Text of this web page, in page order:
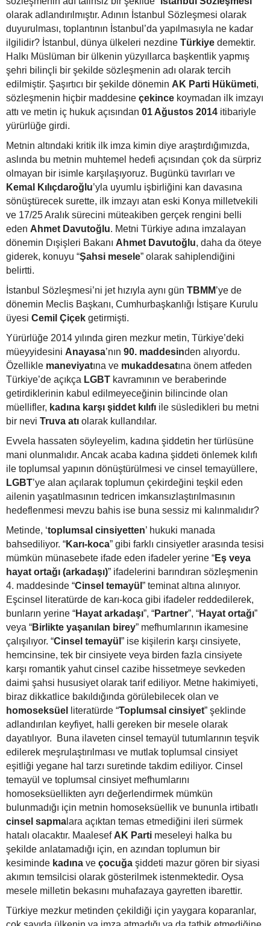
olarak adlandırılmıştır. Adının İstanbul Sözleşmesi olarak
duyurulması, toplantının İstanbul’da yapılmasıyla ne kadar
ilgilidir? İstanbul, dünya ülkeleri nezdine Türkiye demektir.
Halkı Müslüman bir ülkenin yüzyıllarca başkentlik yapmış
şehri bilinçli bir şekilde sözleşmenin adı olarak tercih
edilmiştir. Şaşırtıcı bir şekilde dönemin AK Parti H ükümeti,
sözleşmenin hiçbir maddesine çekince koymadan ilk imzayı
attı ve metin iç hukuk açısından 01 Ağustos 2014 itibariyle
yürürlüğe girdi.
Metnin altındaki kritik ilk imza kimin diye araştırdığımızda,
aslında bu metnin muhtemel hedefi açısından çok da sürpriz
olmayan bir isimle karşılaşıyoruz. Bugünkü tavırları ve
Kemal Kılıçdaroğlu’yla uyumlu işbirliğini kan davasına
sönüştürecek surette, ilk imzayı atan eski Konya milletvekili
ve 17/25 Aralık sürecini müteakiben gerçek rengini belli
eden Ahmet Davutoğlu. Metni Türkiye adına imzalayan
dönemin Dışişleri Bakanı Ahmet Davutoğlu, daha da öteye
giderek, konuyu “Şahsi mesele” olarak sahiplendiğini
belirtti.
İstanbul Sözleşmesi’ni jet hızıyla aynı gün TBMM’ye de
dönemin Meclis Başkanı, Cumhurbaşkanlığı İstişare Kurulu
üyesi Cemil Çiçek getirmişti.
Yürürlüğe 2014 yılında giren mezkur metin, Türkiye’deki
müeyyidesini Anayasa’nın 90. maddesinden alıyordu.
Özellikle maneviyatına ve mukaddesatına önem atfeden
Türkiye’de açıkça LGBT kavramının ve beraberinde
getirdiklerinin kabul edilmeyeceğinin bilincinde olan
müellifler, kadına karşı şiddet kılıfı ile süsledikleri bu metni
bir nevi Truva atı olarak kullandılar.
Evvela hassaten söyleyelim, kadına şiddetin her türlüsüne
mani olunmalıdır. Ancak acaba kadına şiddeti önlemek kılıfı
ile toplumsal yapının dönüştürülmesi ve cinsel temayüllere,
LGBT’ye alan açılarak toplumun çekirdeğini teşkil eden
ailenin yaşatılmasının tedricen imkansızlaştırılmasının
hedeflenmesi mevzu bahis ise buna sessiz mi kalınmalıdır?
Metinde, ‘toplumsal cinsiyetten’ hukuki manada
bahsediliyor. “Karı-koca” gibi farklı cinsiyetler arasında tesisi
mümkün münasebete ifade eden ifadeler yerine “Eş veya
hayat ortağı (arkadaşı)” ifadelerini barındıran sözleşmenin
4. maddesinde “Cinsel temayül ” teminat altına alınıyor.
Eşcinsel literatürde de karı-koca gibi ifadeler reddedilerek,
bunların yerine “Hayat arkadaşı”, “Partner”, “Hayat ortağı”
veya “Birlikte yaşanılan birey” mefhumlarının ikamesine
çalışılıyor. “Cinsel temayül ” ise kişilerin karşı cinsiyete,
hemcinsine, tek bir cinsiyete veya birden fazla cinsiyete
karşı romantik yahut cinsel cazibe hissetmeye sevkeden
daimi şahsi hususiyet olarak tarif ediliyor. Metne hakimiyeti,
biraz dikkatlice bakıldığında görülebilecek olan ve
homoseksüel
literatürde “Toplumsal cinsiyet” şeklinde
adlandırılan keyfiyet, halli gereken bir mesele olarak
dayatılıyor. Buna ilaveten cinsel temayül tutumlarının teşvik
edilerek meşrulaştırılması ve mutlak toplumsal cinsiyet
eşitliği yegane hal tarzı suretinde takdim ediliyor. Cinsel
temayül ve toplumsal cinsiyet mefhumlarını
homoseksüellikten ayrı değerlendirmek mümkün
bulunmadığı için metnin homoseksüellik ve bununla irtibatlı
cinsel sapma lara açıktan temas etmediğini ileri sürmek
hatalı olacaktır. Maalesef AK Parti meseleyi halka bu
şekilde anlatamadığı için, en azından toplumun bir
kesiminde kadına ve çocuğa şiddeti mazur gören bir siyasi
akımın temsilcisi olarak gösterilmek istenmektedir. Oysa
mesele milletin bekasını muhafazaya gayretten ibarettir.
Türkiye mezkur metinden çekildiği için yaygara koparanlar,